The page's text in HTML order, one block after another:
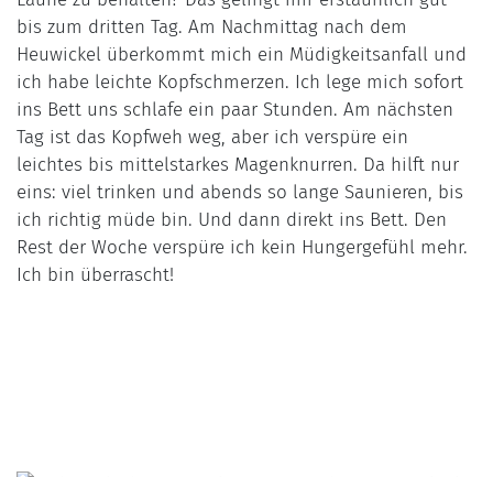
bis zum dritten Tag. Am Nachmittag nach dem
Heuwickel überkommt mich ein Müdigkeitsanfall und
ich habe leichte Kopfschmerzen. Ich lege mich sofort
ins Bett uns schlafe ein paar Stunden. Am nächsten
Tag ist das Kopfweh weg, aber ich verspüre ein
leichtes bis mittelstarkes Magenknurren. Da hilft nur
eins: viel trinken und abends so lange Saunieren, bis
ich richtig müde bin. Und dann direkt ins Bett. Den
Rest der Woche verspüre ich kein Hungergefühl mehr.
Ich bin überrascht!